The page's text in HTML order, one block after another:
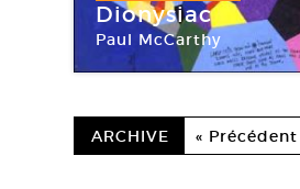
Dionysiac
Paul McCarthy
Centre Pompidou Paris
ARCHIVE « Précédent